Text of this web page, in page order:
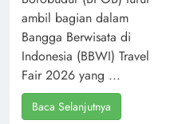
ambil bagian dalam
Bangga Berwisata di
Indonesia (BBWI) Travel
Fair 2026 yang ...
Baca Selanjutnya